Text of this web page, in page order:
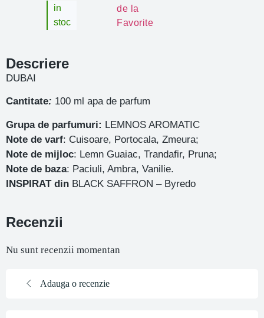
in
stoc
de la
Favorite
Descriere
DUBAI
Cantitate: 100 ml apa de parfum
Grupa de parfumuri: LEMNOS AROMATIC
Note de varf: Cuisoare, Portocala, Zmeura;
Note de mijloc: Lemn Guaiac, Trandafir, Pruna;
Note de baza: Paciuli, Ambra, Vanilie.
INSPIRAT din BLACK SAFFRON – Byredo
Recenzii
Nu sunt recenzii momentan
Adauga o recenzie